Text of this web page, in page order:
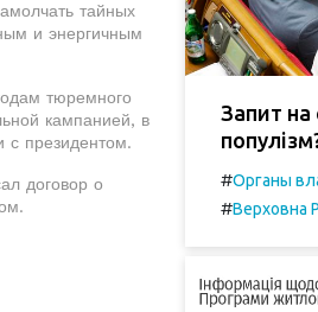
тайных
и энергичным
тюремного
кампанией, в
с президентом.
договор о
Запит на
#Органы
#Верховна